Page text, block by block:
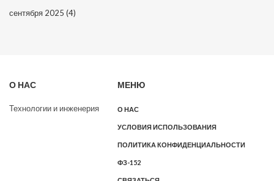
сентября 2025 (4)
О НАС
Технологии и инженерия
МЕНЮ
О НАС
УСЛОВИЯ ИСПОЛЬЗОВАНИЯ
ПОЛИТИКА КОНФИДЕНЦИАЛЬНОСТИ
ФЗ-152